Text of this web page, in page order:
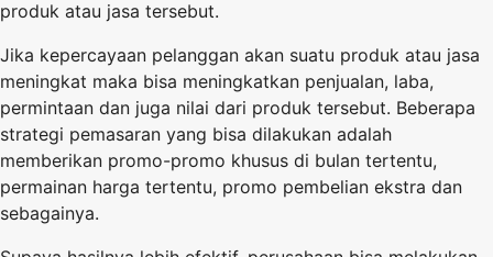
produk atau jasa tersebut.
Jika kepercayaan pelanggan akan suatu produk atau jasa
meningkat maka bisa meningkatkan penjualan, laba,
permintaan dan juga nilai dari produk tersebut. Beberapa
strategi pemasaran yang bisa dilakukan adalah
memberikan promo-promo khusus di bulan tertentu,
permainan harga tertentu, promo pembelian ekstra dan
sebagainya.